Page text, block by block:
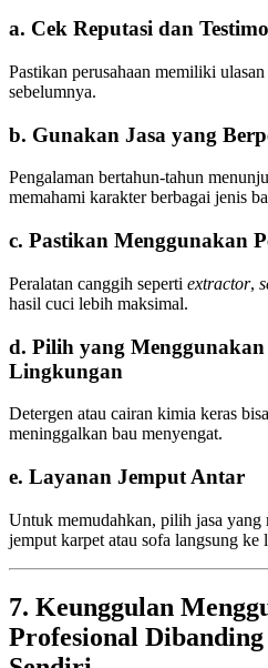
a. Cek Reputasi dan
Pastikan perusahaan memiliki
sebelumnya.
b. Gunakan Jasa yang
Pengalaman bertahun-tahun
memahami karakter berbagai jenis
c. Pastikan Menggunakan
Peralatan canggih seperti extractor,
hasil cuci lebih maksimal.
d. Pilih yang
Lingkungan
Detergen atau cairan kimia keras
meninggalkan bau menyengat.
e. Layanan Jemput Antar
Untuk memudahkan, pilih jasa yang
jemput karpet atau sofa langsung ke
7. Keunggulan
Profesional